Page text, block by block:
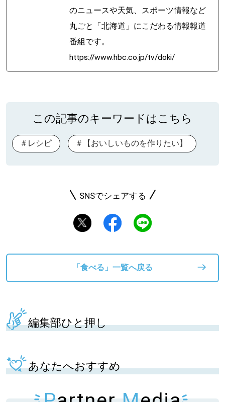
のニュースや天気、スポーツ情報など
丸ごと「北海道」にこだわる情報報道
番組です。
https://www.hbc.co.jp/tv/doki/
この記事のキーワードはこちら
レシピ 【おいしいものを作りたい】
SNSでシェアする
「食べる」一覧へ戻る
編集部ひと押し
あなたへおすすめ